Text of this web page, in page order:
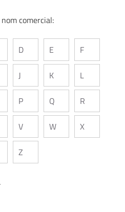
comercial:
D E F
J K L
P Q R
V W X
Z